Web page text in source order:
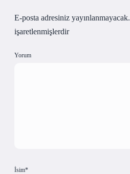
E-posta adresiniz yayınlanmayacak.
işaretlenmişlerdir
Yorum
İsim*